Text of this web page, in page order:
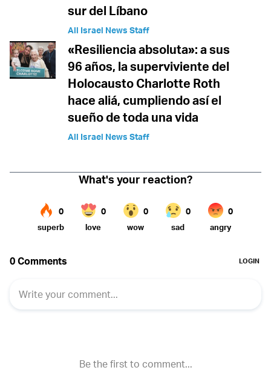
sur del Líbano
All Israel News Staff
«Resiliencia absoluta»: a sus
96 años, la superviviente del
Holocausto Charlotte Roth
hace aliá, cumpliendo así el
sueño de toda una vida
All Israel News Staff